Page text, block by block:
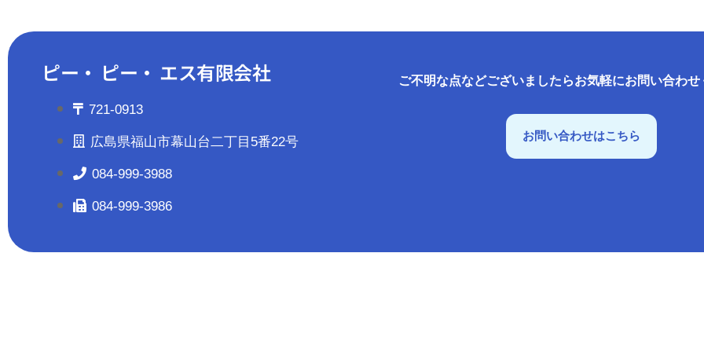
ピー・ ピー・ エス有限会社
721-0913
広島県福山市幕山台二丁目5番22号
084-999-3988
084-999-3986
ご不明な点などございましたらお気軽にお問い合わせ
お問い合わせはこちら